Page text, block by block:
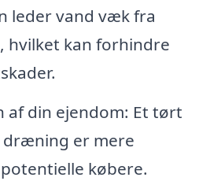
leder vand væk fra
hvilket kan forhindre
din ejendom: Et tørt
dræning er mere
købere.